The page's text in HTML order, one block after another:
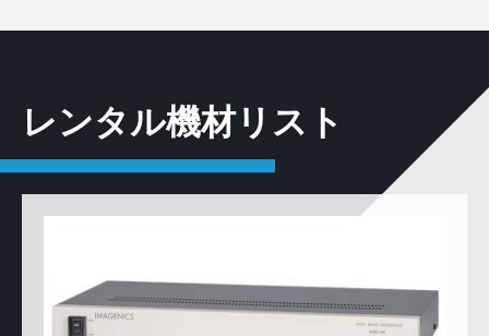
レンタル機材リスト